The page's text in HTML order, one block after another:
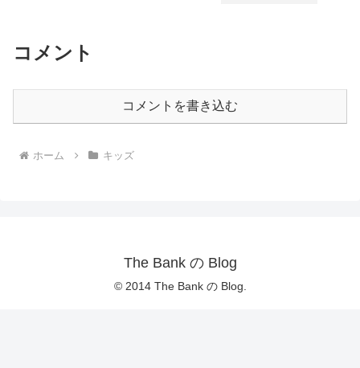
コメント
コメントを書き込む
ホーム キッズ
The Bank の Blog
© 2014 The Bank の Blog.